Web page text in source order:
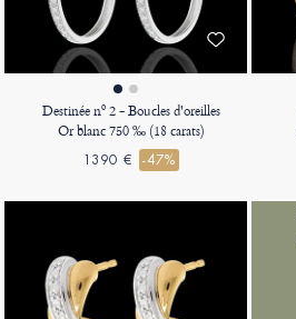
Destinée nº 2 - Boucles d'oreilles
Or blanc 750 ‰ (18 carats)
1390 € -47%